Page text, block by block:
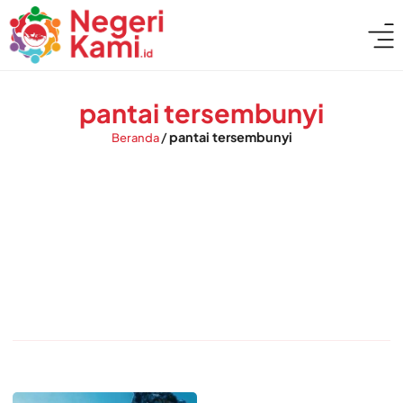
pantai tersembunyi
Beranda/pantai tersembunyi